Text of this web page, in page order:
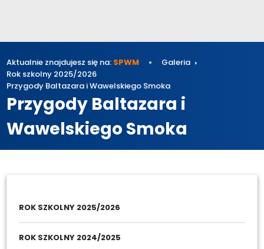
Aktualnie znajdujesz się na: SPWM
Galeria
Rok szkolny 2025/2026
Przygody Baltazara i Wawelskiego Smoka
Przygody Baltazara i
Wawelskiego Smoka
ROK SZKOLNY 2025/2026
ROK SZKOLNY 2024/2025